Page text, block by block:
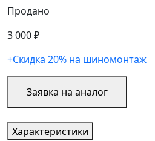
Продано
3 000 ₽
+Скидка 20% на шиномонтаж
Заявка на аналог
Характеристики